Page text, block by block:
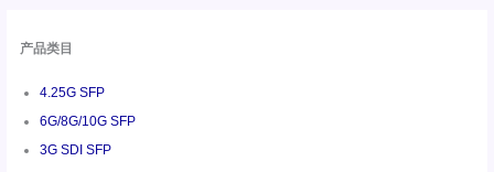
产品类目
4.25G SFP
6G/8G/10G SFP
3G SDI SFP